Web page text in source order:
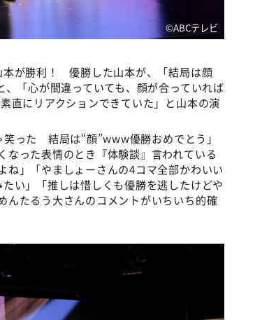
©️ABCテレビ
本が勝利！ 優勝した山本が、「結局は顔
「心が間違っていても、顔が合っていれば
直にリアクションできていた」と山本の演
った 結局は“顔”www優勝おめでとう」
った表情のとき『体験談』言われている
ね」「やましょーさんの4コマ全部かわいい
い」「推しは惜しくも優勝を逃したけどや
んたるう大さんのコメントがいちいち的確